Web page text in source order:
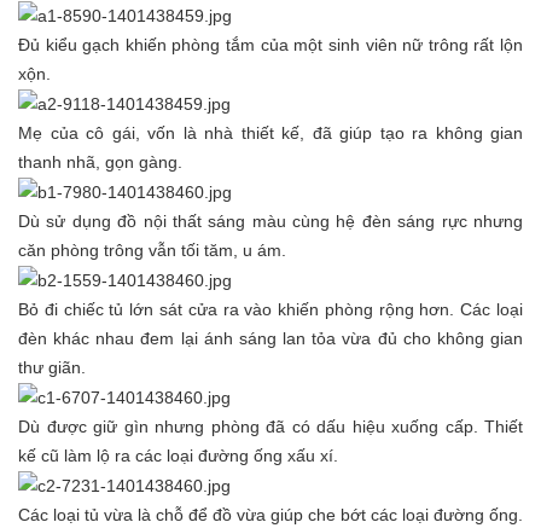
Đủ kiểu gạch khiến phòng tắm của một sinh viên nữ trông rất lộn
xộn.
Mẹ của cô gái, vốn là nhà thiết kế, đã giúp tạo ra không gian
thanh nhã, gọn gàng.
Dù sử dụng đồ nội thất sáng màu cùng hệ đèn sáng rực nhưng
căn phòng trông vẫn tối tăm, u ám.
Bỏ đi chiếc tủ lớn sát cửa ra vào khiến phòng rộng hơn. Các loại
đèn khác nhau đem lại ánh sáng lan tỏa vừa đủ cho không gian
thư giãn.
Dù được giữ gìn nhưng phòng đã có dấu hiệu xuống cấp. Thiết
kế cũ làm lộ ra các loại đường ống xấu xí.
Các loại tủ vừa là chỗ để đồ vừa giúp che bớt các loại đường ống.